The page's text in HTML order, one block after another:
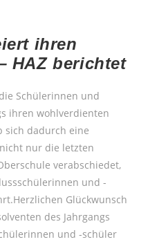
ihren
HAZ berichtet
Schülerinnen und
ihren wohlverdienten
sich dadurch eine
nur die letzten
verabschiedet,
und -
Glückwunsch
des Jahrgangs
und -schüler